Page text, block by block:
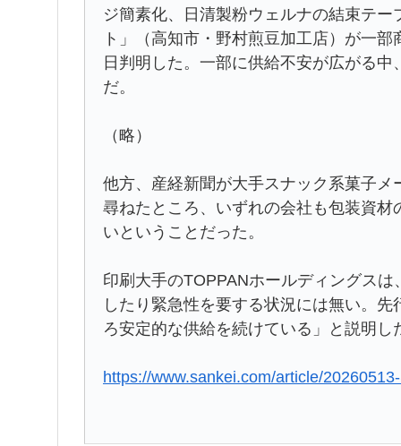
ジ簡素化、日清製粉ウェルナの結束テ
ト」（高知市・野村煎豆加工店）が一
日判明した。一部に供給不安が広がる
だ。
（略）
他方、産経新聞が大手スナック系菓子
尋ねたところ、いずれの会社も包装資
いということだった。
印刷大手のTOPPANホールディングス
したり緊急性を要する状況には無い。
ろ安定的な供給を続けている」と説明し
https://www.sankei.com/article/